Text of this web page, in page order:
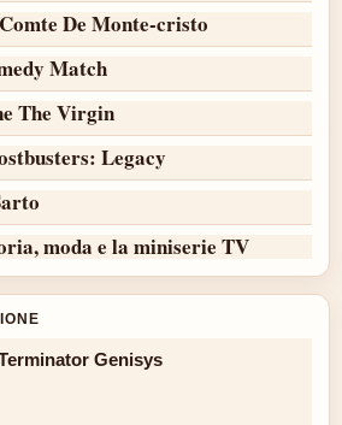
De Monte-cristo
Match
The Virgin
Legacy
moda e la miniserie TV
Genisys